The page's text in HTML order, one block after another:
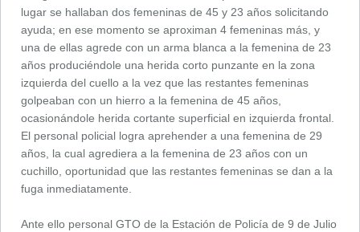
lugar se hallaban dos femeninas de 45 y 23 años solicitando
ayuda; en ese momento se aproximan 4 femeninas más, y
una de ellas agrede con un arma blanca a la femenina de 23
años produciéndole una herida corto punzante en la zona
izquierda del cuello a la vez que las restantes femeninas
golpeaban con un hierro a la femenina de 45 años,
ocasionándole herida cortante superficial en izquierda frontal.
El personal policial logra aprehender a una femenina de 29
años, la cual agrediera a la femenina de 23 años con un
cuchillo, oportunidad que las restantes femeninas se dan a la
fuga inmediatamente.
Ante ello personal GTO de la Estación de Policía de 9 de Julio